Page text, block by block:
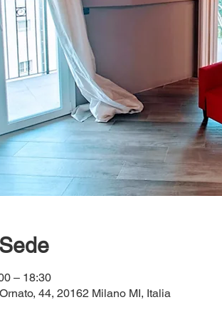
– 18:30
44, 20162 Milano MI, Italia